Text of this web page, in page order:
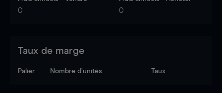
0 0
Taux de marge
Palier Nombre d’unités Taux